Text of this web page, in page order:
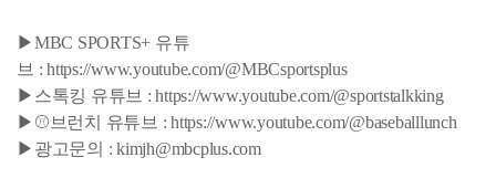
▶MBC SPORTS+ 유튜
브 : https://www.youtube.com/@MBCsportsplus
▶스톡킹 유튜브 : https://www.youtube.com/@sportstalkking
▶⚾브런치 유튜브 : https://www.youtube.com/@baseballlunch
▶광고문의 : kimjh@mbcplus.com